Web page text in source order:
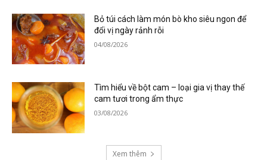
Bỏ túi cách làm món bò kho siêu ngon để
đổi vị ngày rảnh rỗi
04/08/2026
Tìm hiểu về bột cam – loại gia vị thay thế
cam tươi trong ẩm thực
03/08/2026
Xem thêm